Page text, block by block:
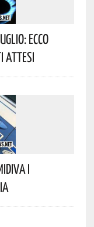
Ecco
Attesi
I